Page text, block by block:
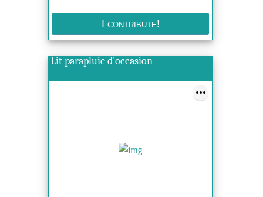
Lit parapluie d'occasion